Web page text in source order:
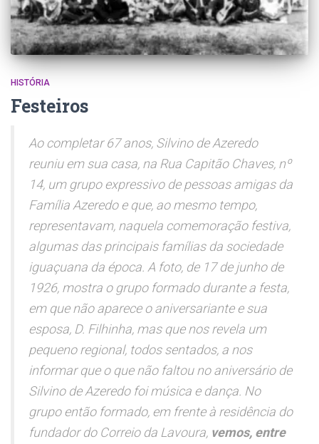
HISTÓRIA
Festeiros
Ao completar 67 anos, Silvino de Azeredo
reuniu em sua casa, na Rua Capitão Chaves, nº
14, um grupo expressivo de pessoas amigas da
Família Azeredo e que, ao mesmo tempo,
representavam, naquela comemoração festiva,
algumas das principais famílias da sociedade
iguaçuana da época. A foto, de 17 de junho de
1926, mostra o grupo formado durante a festa,
em que não aparece o aniversariante e sua
esposa, D. Filhinha, mas que nos revela um
pequeno regional, todos sentados, a nos
informar que o que não faltou no aniversário de
Silvino de Azeredo foi música e dança. No
grupo então formado, em frente à residência do
fundador do Correio da Lavoura, vemos, entre